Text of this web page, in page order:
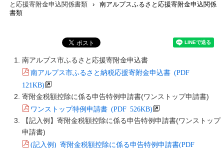
と応援寄附金申込関係書類
›
南アルプスふるさと応援寄附金申込関係
書類
南アルプス市ふるさと応援寄附金申込書
南アルプス市ふるさと納税応援寄附金申込書 (PDF
121KB)
寄附金税額控除に係る申告特例申請書(ワンストップ申請書)
ワンストップ特例申請書 (PDF 526KB)
【記入例】寄附金税額控除に係る申告特例申請書(ワンストップ
申請書)
(記入例) 寄附金税額控除に係る申告特例申請書(PDF